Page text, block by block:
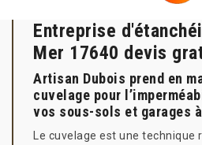
Entreprise
Mer 17640 devis
Artisan Dubois prend en
cuvelage pour
vos sous-sols et garages
Le cuvelage est une technique